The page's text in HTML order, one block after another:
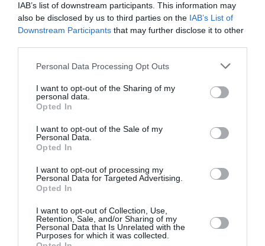
IAB’s list of downstream participants. This information may
also be disclosed by us to third parties on the IAB’s List of
Downstream Participants that may further disclose it to other
Personal Data Processing Opt Outs
I want to opt-out of the Sharing of my
personal data.
Opted In
I want to opt-out of the Sale of my
Personal Data.
Opted In
I want to opt-out of processing my
Personal Data for Targeted Advertising.
Opted In
I want to opt-out of Collection, Use,
Retention, Sale, and/or Sharing of my
Personal Data that Is Unrelated with the
Purposes for which it was collected.
● et un revenu inférieur au moment de l’allocation
sociale en question (c’est-à-dire5830,76 €).
Mais comme nous le disions, ce montant intéresse
en réalité tous les autres étrangers en Italie. Car c’est
en effet le paramètre le plus utilisé par la loi pour
évaluer leur capacité économique dans plusieurs
Les citoyens extraUE qui, cette année voudront
renouveler le permis de séjour ou de demander le